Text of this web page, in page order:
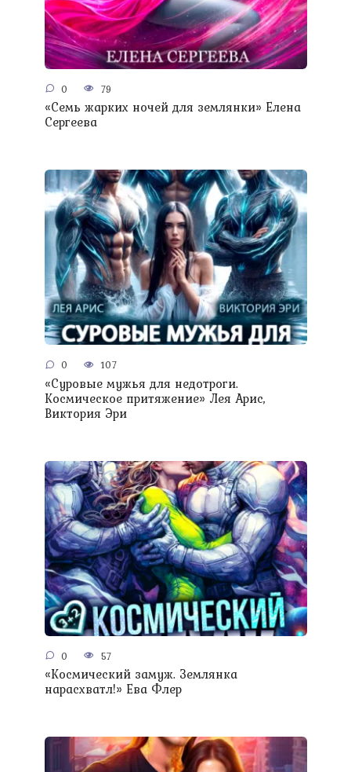
0 79
«Семь жарких ночей для землянки» Елена
Сергеева
0 107
«Суровые мужья для недотроги.
Космическое притяжение» Лея Арис,
Виктория Эри
0 57
«Космический замуж. Землянка
нарасхватл!» Ева Флер